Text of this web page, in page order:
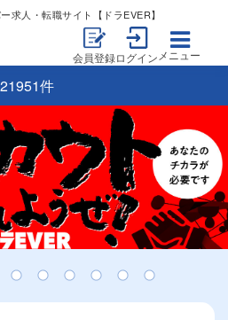
求人・転職サイト【ドラEVER】
会員登録ログイン メニュー
件